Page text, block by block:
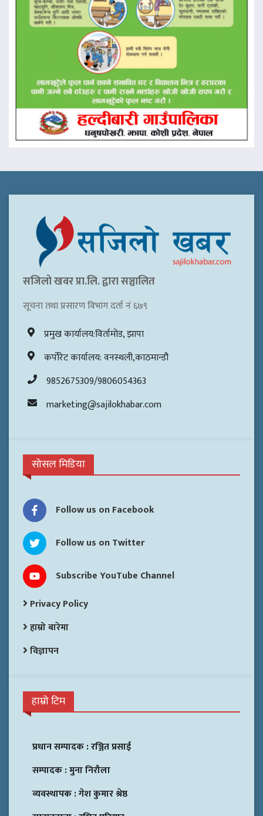
सजिलो खवर प्रा.लि. द्वारा सञ्चालित
सूचना तथा प्रसारण विभाग दर्ता नं ६७९
प्रमुख कार्यालय:विर्तामोड, झापा
कर्पोरेट कार्यालय: वनस्थली,काठमान्डौ
9852675309/9806054363
marketing@sajilokhabar.com
सोसल मिडिया
Follow us on Facebook
Follow us on Twitter
Subscribe YouTube Channel
Privacy Policy
हाम्रो बारेमा
विज्ञापन
हाम्रो टिम
प्रधान सम्पादक :रञ्जित प्रसाई
सम्पादक :मुना निरौला
व्यवस्थापक :गेश कुमार श्रेष्ठ